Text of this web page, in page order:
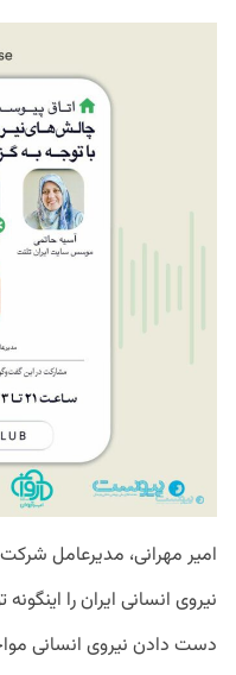
امیر مهرانی، مدیرعامل
نیروی انسانی ایران را
دست دادن نیروی انسانی